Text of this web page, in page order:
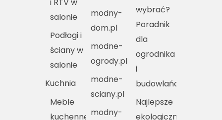
salonie
Podłogi i
ściany w
salonie
Kuchnia
Meble
kuchenne
modny-
dom.pl
modne-
ogrody.pl
modne-
sciany.pl
modny-
wybrać?
Poradnik
dla
ogrodnika
i
budowlańca
Najlepsze
ekologiczne